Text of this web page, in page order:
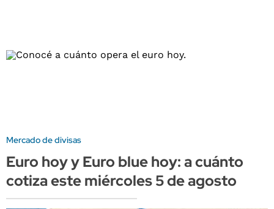
Mercado de divisas
Euro hoy y Euro blue hoy: a cuánto
cotiza este miércoles 5 de agosto